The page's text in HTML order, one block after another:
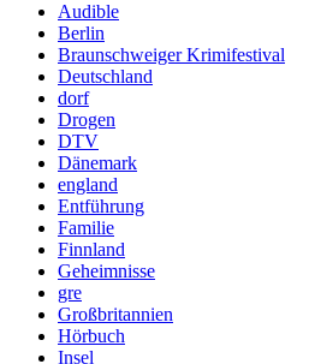
Audible
Berlin
Braunschweiger Krimifestival
Deutschland
dorf
Drogen
DTV
Dänemark
england
Entführung
Familie
Finnland
Geheimnisse
gre
Großbritannien
Hörbuch
Insel